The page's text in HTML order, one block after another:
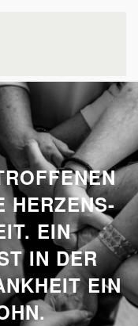
HERZENS-
EIN
IN DER
EIN